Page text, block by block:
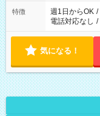
特徴 週1日からOK /
電話対応なし /
気になる！